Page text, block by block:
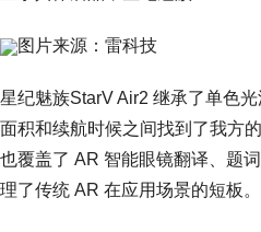
图片来源：雷科技
星纪魅族StarV Air2 继承了单色
面积和续航时候之间找到了我方
也覆盖了 AR 智能眼镜翻译、题
理了传统 AR 在应用场景的短板。